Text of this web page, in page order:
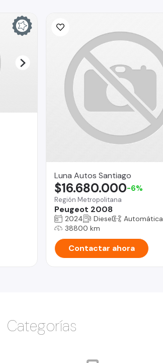
Luna Autos Santiago
Región Metropolitana
Peugeot 2008
$16.680.000-6%
2024 Diesel
Automática
38800 km
Contactar ahora
Categorías